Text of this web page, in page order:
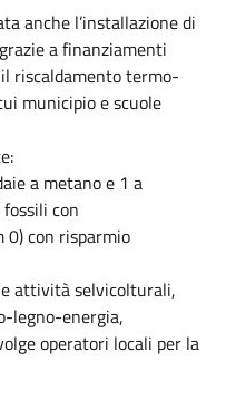
anche l’installazione di
a finanziamenti
riscaldamento termo-
municipio e scuole
a metano e 1 a
con
0) con risparmio
attività selvicolturali,
legno-energia,
operatori locali per la